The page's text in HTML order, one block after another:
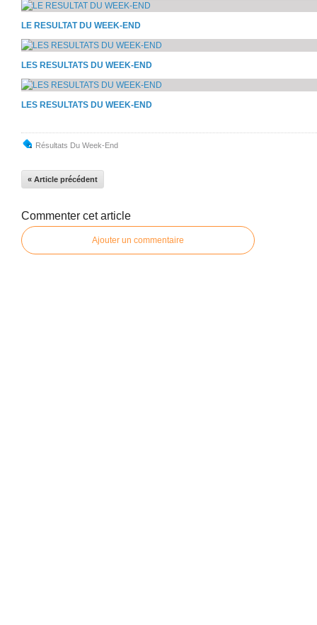
LE RESULTAT DU WEEK-END
LES RESULTATS DU WEEK-END
LES RESULTATS DU WEEK-END
Résultats Du Week-End
« Article précédent
Commenter cet article
Ajouter un commentaire